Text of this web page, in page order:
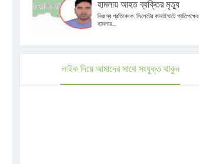
হামলায় আহত ব্যক্তির মৃত্যু
নিজস্ব প্রতিবেদক: সিলেটের কানাইঘাটে প্রতিপক্ষের
হামলায়...
লাইক দিয়ে আমাদের সাথে সংযুক্ত থাকুন